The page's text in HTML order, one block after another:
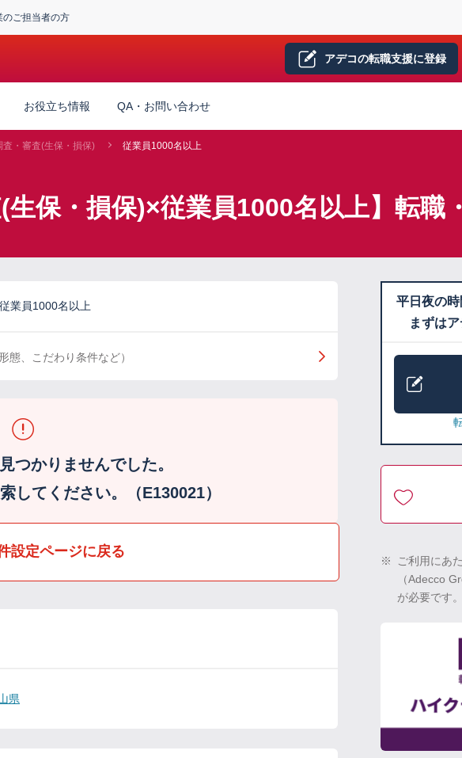
のご担当者の方
アデコの転職支援に登録
お役立ち情報 QA・お問い合わせ
査・審査(生保・損保) 従業員1000名以上
生保・損保)×従業員1000名以上】転職
業員1000名以上
態、こだわり条件など）
つかりませんでした。
してください。（E130021）
設定ページに戻る
県
平日夜の時
まずは
※
ご利用にあ
（Adecco
が必要です。